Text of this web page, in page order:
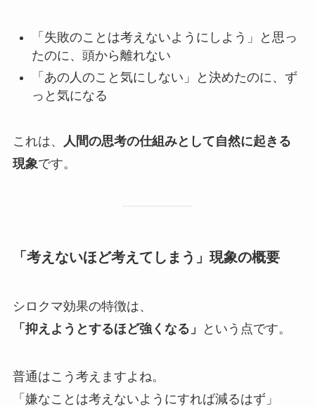
「失敗のことは考えないようにしよう」と思っ
たのに、頭から離れない
「あの人のこと気にしない」と決めたのに、ず
っと気になる
これは、
人間の思考の仕組みとして自然に起きる
現象です。
「考えないほど考えてしまう」現象の概要
シロクマ効果の特徴は、
「抑えようとするほど強くなる」
という点です。
普通はこう考えますよね。
「嫌なことは考えないようにすれば減るはず」